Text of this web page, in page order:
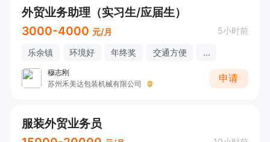
外贸业务助理（实习生/应届生）
3000-4000 元/月 5小时前
乐余镇 环境好 年终奖 交通方便 ...
穆志刚
苏州禾美达包装机械有限公司
申请
服装外贸业务员